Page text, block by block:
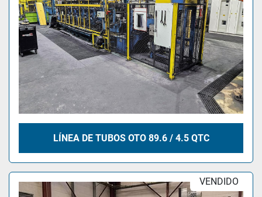
LÍNEA DE TUBOS OTO 89.6 / 4.5 QTC
VENDIDO